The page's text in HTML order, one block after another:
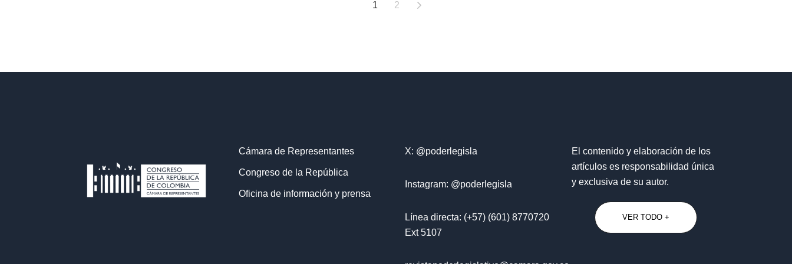
1 2
Cámara de Representantes
Congreso de la República
Oficina de información y prensa
X: @poderlegisla
Instagram: @poderlegisla
Línea directa: (+57) (601) 8770720
Ext 5107
El contenido y elaboración de los
artículos es responsabilidad única
y exclusiva de su autor.
VER TODO +